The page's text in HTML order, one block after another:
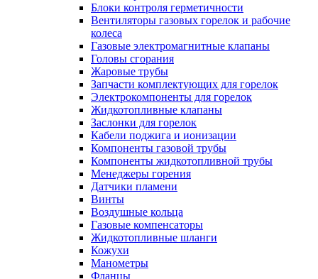
Блоки контроля герметичности
Вентиляторы газовых горелок и рабочие
колеса
Газовые электромагнитные клапаны
Головы сгорания
Жаровые трубы
Запчасти комплектующих для горелок
Электрокомпоненты для горелок
Жидкотопливные клапаны
Заслонки для горелок
Кабели поджига и ионизации
Компоненты газовой трубы
Компоненты жидкотопливной трубы
Менеджеры горения
Датчики пламени
Винты
Воздушные кольца
Газовые компенсаторы
Жидкотопливные шланги
Кожухи
Манометры
Фланцы